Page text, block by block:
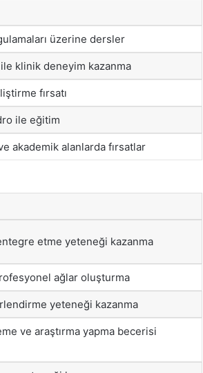
üzerine dersler
klinik deneyim kazanma
fırsatı
ile eğitim
akademik alanlarda fırsatlar
etme yeteneği kazanma
ağlar oluşturma
yeteneği kazanma
ve araştırma yapma becerisi